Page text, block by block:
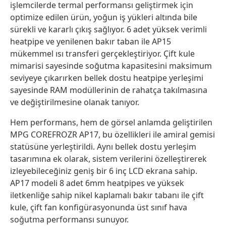
işlemcilerde termal performansı geliştirmek için
optimize edilen ürün, yoğun iş yükleri altında bile
sürekli ve kararlı çıkış sağlıyor. 6 adet yüksek verimli
heatpipe ve yenilenen bakır taban ile AP15
mükemmel ısı transferi gerçekleştiriyor. Çift kule
mimarisi sayesinde soğutma kapasitesini maksimum
seviyeye çıkarırken bellek dostu heatpipe yerleşimi
sayesinde RAM modüllerinin de rahatça takılmasına
ve değiştirilmesine olanak tanıyor.
Hem performans, hem de görsel anlamda geliştirilen
MPG COREFROZR AP17, bu özellikleri ile amiral gemisi
statüsüne yerleştirildi. Aynı bellek dostu yerleşim
tasarımına ek olarak, sistem verilerini özelleştirerek
izleyebileceğiniz geniş bir 6 inç LCD ekrana sahip.
AP17 modeli 8 adet 6mm heatpipes ve yüksek
iletkenliğe sahip nikel kaplamalı bakır tabanı ile çift
kule, çift fan konfigürasyonunda üst sınıf hava
soğutma performansı sunuyor.